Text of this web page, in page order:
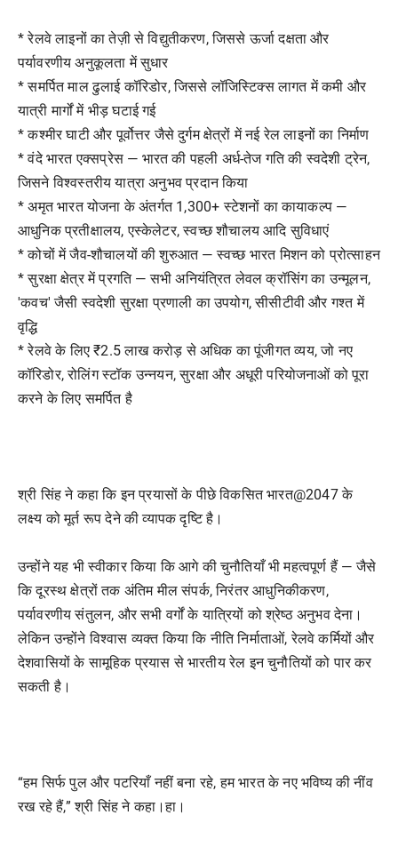
* रेलवे लाइनों का तेज़ी से विद्युतीकरण, जिससे ऊर्जा दक्षता और
पर्यावरणीय अनुकूलता में सुधार
* समर्पित माल ढुलाई कॉरिडोर, जिससे लॉजिस्टिक्स लागत में कमी और
यात्री मार्गों में भीड़ घटाई गई
* कश्मीर घाटी और पूर्वोत्तर जैसे दुर्गम क्षेत्रों में नई रेल लाइनों का निर्माण
* वंदे भारत एक्सप्रेस — भारत की पहली अर्ध-तेज गति की स्वदेशी ट्रेन,
जिसने विश्वस्तरीय यात्रा अनुभव प्रदान किया
* अमृत भारत योजना के अंतर्गत 1,300+ स्टेशनों का कायाकल्प —
आधुनिक प्रतीक्षालय, एस्केलेटर, स्वच्छ शौचालय आदि सुविधाएं
* कोचों में जैव-शौचालयों की शुरुआत — स्वच्छ भारत मिशन को प्रोत्साहन
* सुरक्षा क्षेत्र में प्रगति — सभी अनियंत्रित लेवल क्रॉसिंग का उन्मूलन,
'कवच' जैसी स्वदेशी सुरक्षा प्रणाली का उपयोग, सीसीटीवी और गश्त में
वृद्धि
* रेलवे के लिए ₹2.5 लाख करोड़ से अधिक का पूंजीगत व्यय, जो नए
कॉरिडोर, रोलिंग स्टॉक उन्नयन, सुरक्षा और अधूरी परियोजनाओं को पूरा
करने के लिए समर्पित है
श्री सिंह ने कहा कि इन प्रयासों के पीछे विकसित भारत@2047 के
लक्ष्य को मूर्त रूप देने की व्यापक दृष्टि है।
उन्होंने यह भी स्वीकार किया कि आगे की चुनौतियाँ भी महत्वपूर्ण हैं — जैसे
कि दूरस्थ क्षेत्रों तक अंतिम मील संपर्क, निरंतर आधुनिकीकरण,
पर्यावरणीय संतुलन, और सभी वर्गों के यात्रियों को श्रेष्ठ अनुभव देना।
लेकिन उन्होंने विश्वास व्यक्त किया कि नीति निर्माताओं, रेलवे कर्मियों और
देशवासियों के सामूहिक प्रयास से भारतीय रेल इन चुनौतियों को पार कर
सकती है।
“हम सिर्फ पुल और पटरियाँ नहीं बना रहे, हम भारत के नए भविष्य की नींव
रख रहे हैं,” श्री सिंह ने कहा।हा।